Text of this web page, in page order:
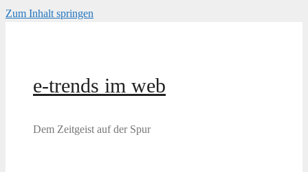
Zum Inhalt springen
e-trends im web
Dem Zeitgeist auf der Spur